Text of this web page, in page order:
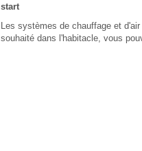
start
Les systèmes de chauffage et
souhaité dans l'habitacle, vous